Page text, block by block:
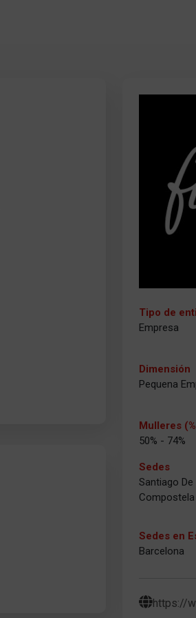
Tipo de
Empresa
Dimensión
Pequena
Mulleres
50% - 74%
Sedes
Santiago De
Compostela
Sedes en
Barcelona
https://